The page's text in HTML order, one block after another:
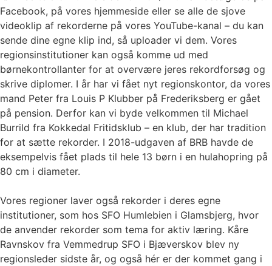
Facebook, på vores hjemmeside eller se alle de sjove
videoklip af rekorderne på vores YouTube-kanal – du kan
sende dine egne klip ind, så uploader vi dem. Vores
regionsinstitutioner kan også komme ud med
børnekontrollanter for at overvære jeres rekordforsøg og
skrive diplomer. I år har vi fået nyt regionskontor, da vores
mand Peter fra Louis P Klubber på Frederiksberg er gået
på pension. Derfor kan vi byde velkommen til Michael
Burrild fra Kokkedal Fritidsklub – en klub, der har tradition
for at sætte rekorder. I 2018-udgaven af BRB havde de
eksempelvis fået plads til hele 13 børn i en hulahopring på
80 cm i diameter.
Vores regioner laver også rekorder i deres egne
institutioner, som hos SFO Humlebien i Glamsbjerg, hvor
de anvender rekorder som tema for aktiv læring. Kåre
Ravnskov fra Vemmedrup SFO i Bjæverskov blev ny
regionsleder sidste år, og også hér er der kommet gang i